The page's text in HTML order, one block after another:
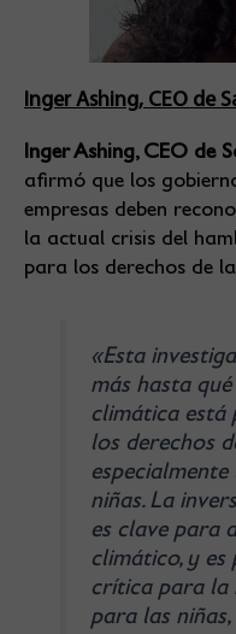
Inger Ashing, CEO de
Inger Ashing, CEO de
afirmó que los
empresas deben
la actual crisis del
para los derechos de
«Esta
más hasta
climática está
los derechos
niñas. La
es clave para
climático, y
crítica para la
para las